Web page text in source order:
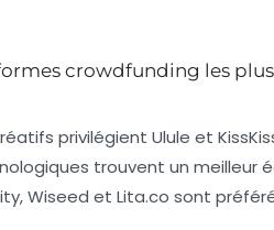
crowdfunding les
privilégient Ulule et
trouvent un meilleur
Wiseed et Lita.co sont